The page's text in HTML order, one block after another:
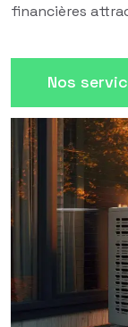
financières
Nos